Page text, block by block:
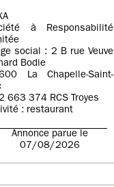
à Responsabilité
social : 2 B rue Veuve
Bodie
La Chapelle-Saint-
663 374 RCS Troyes
: restaurant
Annonce parue le
07/08/2026